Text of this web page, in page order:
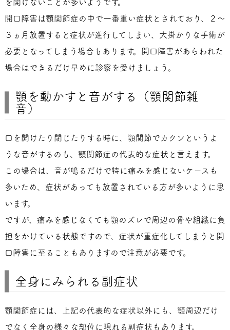
を開けないことが多いようです。
開口障害は顎関節症の中で一番重い症状とされており、２～
３ヵ月放置すると症状が進行してしまい、大掛かりな手術が
必要となってしまう場合もあります。開口障害があらわれた
場合はできるだけ早めに診察を受けましょう。
顎を動かすと音がする（顎関節雑
音）
口を開けたり閉じたりする時に、顎関節でカクンというよ
うな音がするのも、顎関節症の代表的な症状と言えます。
この場合は、音が鳴るだけで特に痛みを感じないケースも
多いため、症状があっても放置されている方が多いように思
います。
ですが、痛みを感じなくても顎のズレで周辺の骨や組織に負
担をかけている状態ですので、症状が重症化してしまうと開
口障害に至ることもありますので注意が必要です。
全身にみられる副症状
顎関節症には、上記の代表的な症状以外にも、顎周辺だけ
でなく全身の様々な部位に現れる副症状もあります。